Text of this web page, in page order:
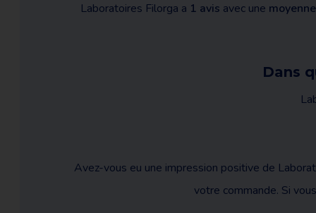
Laboratoires Filorga a 1 avis avec une
Dans
Avez-vous eu une impression positive de
votre commande. Si